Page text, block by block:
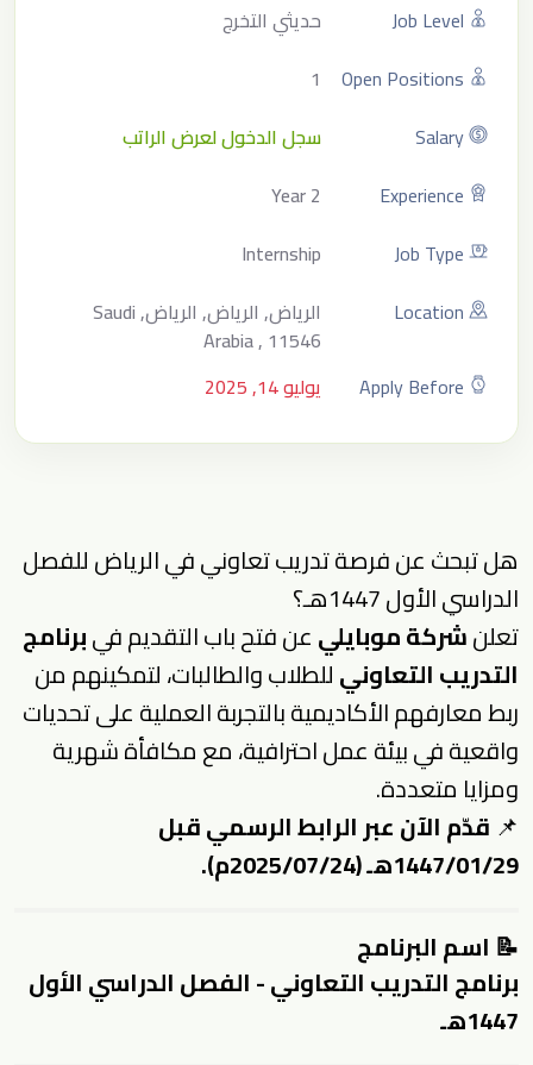
Job Level
حديثي التخرج
Open Positions
1
Salary
سجل الدخول لعرض الراتب
Experience
2 Year
Job Type
Internship
Location
الرياض, الرياض, الرياض, Saudi
Arabia , 11546
Apply Before
يوليو 14, 2025
هل تبحث عن فرصة تدريب تعاوني في الرياض للفصل
الدراسي الأول 1447هـ؟
تعلنشركة موبايليعن فتح باب التقديم فيبرنامج
التدريب التعاونيللطلاب والطالبات، لتمكينهم من
ربط معارفهم الأكاديمية بالتجربة العملية على تحديات
واقعية في بيئة عمل احترافية، مع مكافأة شهرية
ومزايا متعددة.
📌 قدّم الآن عبر الرابط الرسمي قبل
1447/01/29هـ (2025/07/24م).
📝 اسم البرنامج
برنامج التدريب التعاوني - الفصل الدراسي الأول
1447هـ